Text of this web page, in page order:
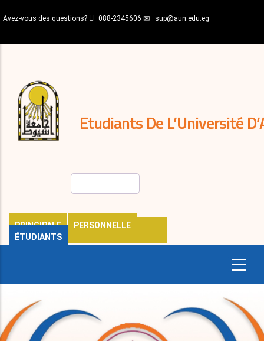
au
principal
Avez-vous des questions? 088-2345606 sup@aun.edu.eg
Etudiants De L’Université
PRINCIPALE
PERSONNELLE
ÉTUDIANTS
décisions
Expatriés
Journal